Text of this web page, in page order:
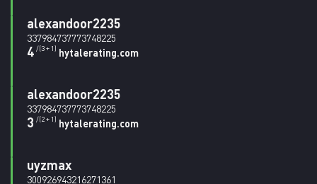
alexandoor2235
337984737773748225
4 /(3 + 1) hytalerating.com
alexandoor2235
337984737773748225
3 /(2 + 1) hytalerating.com
uyzmax
300926943216271361